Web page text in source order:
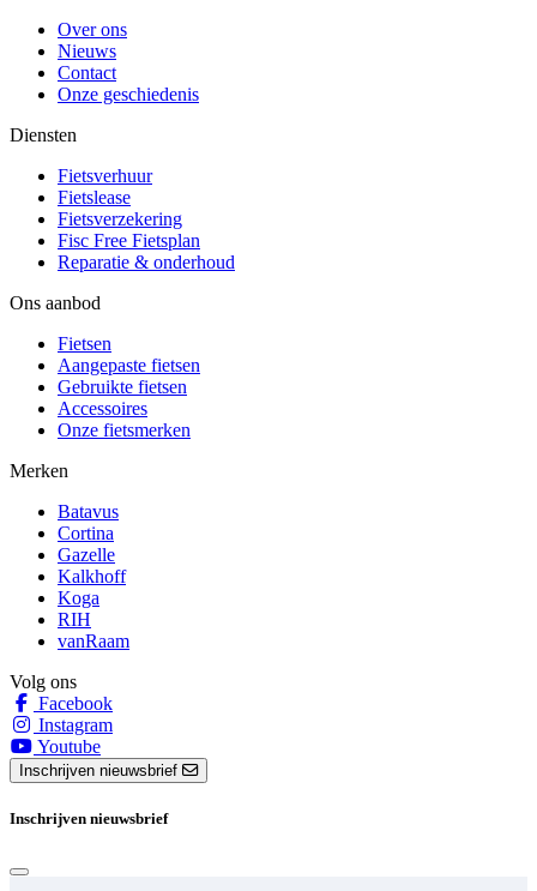
Over ons
Nieuws
Contact
Onze geschiedenis
Diensten
Fietsverhuur
Fietslease
Fietsverzekering
Fisc Free Fietsplan
Reparatie & onderhoud
Ons aanbod
Fietsen
Aangepaste fietsen
Gebruikte fietsen
Accessoires
Onze fietsmerken
Merken
Batavus
Cortina
Gazelle
Kalkhoff
Koga
RIH
vanRaam
Volg ons
Facebook
Instagram
Youtube
Inschrijven nieuwsbrief
Inschrijven nieuwsbrief